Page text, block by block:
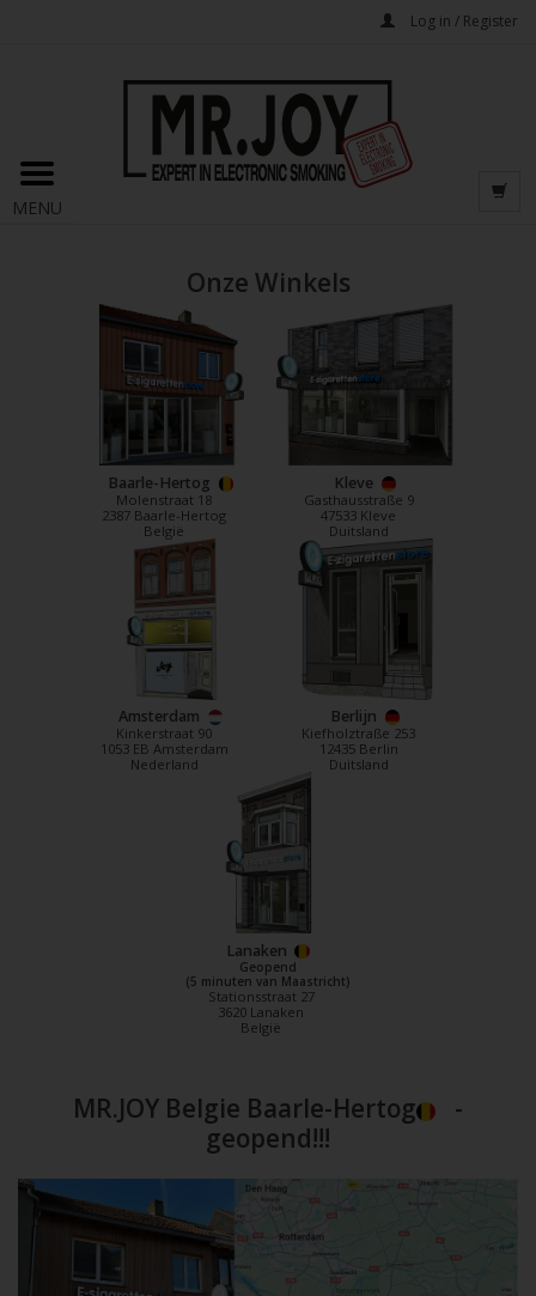
Log in / Register
MENU
Onze Winkels
Baarle-Hertog
Molenstraat 18
2387 Baarle-Hertog
België
Kleve
Gasthausstraße 9
47533 Kleve
Duitsland
Amsterdam
Kinkerstraat 90
1053 EB Amsterdam
Nederland
Berlijn
Kiefholztraße 253
12435 Berlin
Duitsland
Lanaken
Geopend
(5 minuten van Maastricht)
Stationsstraat 27
3620 Lanaken
België
MR.JOY Belgie Baarle-Hertog
-
geopend!!!